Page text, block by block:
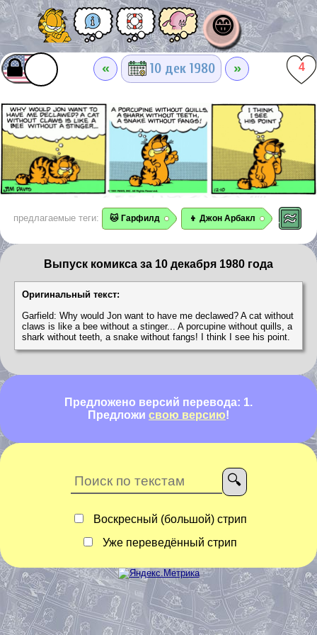
😁
« 10 дек 1980 » 4
предлагаемые теги: 🐱 Гарфилд 👦 Джон Арбакл
Выпуск комикса за 10 декабря 1980 года
Оригинальный текст:
Garfield: Why would Jon want to have me declawed? A cat without
claws is like a bee without a stinger... A porcupine without quills, a
shark without teeth, a snake without fangs! I think I see his point.
Предложено версий перевода: 1.
Предложи свою версию!
Воскресный (большой) стрип
Уже переведённый стрип